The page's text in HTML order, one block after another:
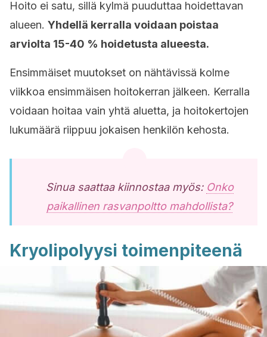
Hoito ei satu, sillä kylmä puuduttaa hoidettavan
alueen. Yhdellä kerralla voidaan poistaa
arviolta 15-40 % hoidetusta alueesta.
Ensimmäiset muutokset on nähtävissä kolme
viikkoa ensimmäisen hoitokerran jälkeen. Kerralla
voidaan hoitaa vain yhtä aluetta, ja hoitokertojen
lukumäärä riippuu jokaisen henkilön kehosta.
Sinua saattaa kiinnostaa myös: Onko
paikallinen rasvanpoltto mahdollista?
Kryolipolyysi toimenpiteenä